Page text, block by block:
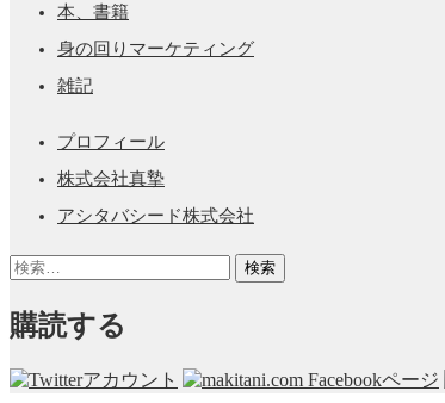
本、書籍
身の回りマーケティング
雑記
プロフィール
株式会社真摯
アシタバシード株式会社
検
購読する